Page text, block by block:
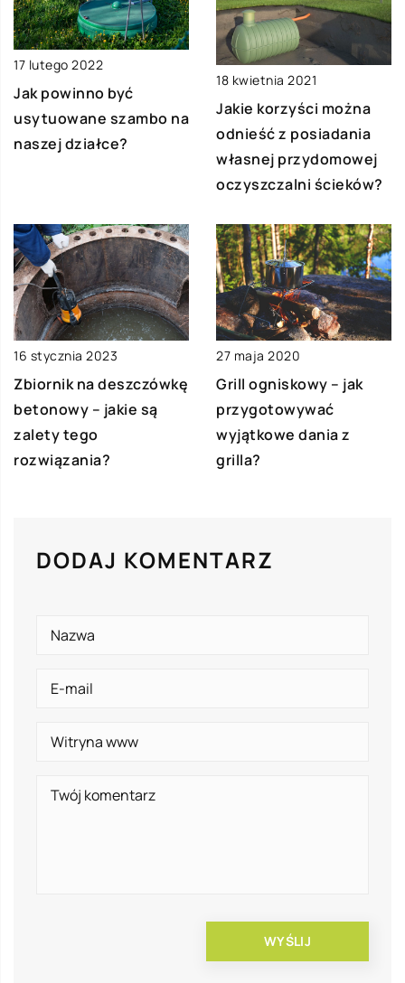
17 lutego 2022
Jak powinno być
usytuowane szambo na
naszej działce?
18 kwietnia 2021
Jakie korzyści można
odnieść z posiadania
własnej przydomowej
oczyszczalni ścieków?
16 stycznia 2023
Zbiornik na deszczówkę
betonowy – jakie są
zalety tego
rozwiązania?
27 maja 2020
Grill ogniskowy – jak
przygotowywać
wyjątkowe dania z
grilla?
DODAJ KOMENTARZ